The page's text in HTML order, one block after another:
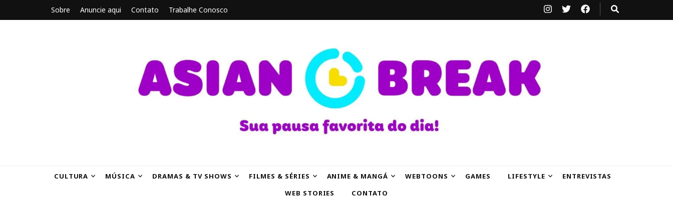
Sobre Anuncie aqui Contato Trabalhe Conosco
CULTURA MÚSICA DRAMAS & TV SHOWS FILMES & SÉRIES ANIME & MANGÁ WEBTOONS GAMES LIFESTYLE
ENTREVISTAS
WEB STORIES
CONTATO